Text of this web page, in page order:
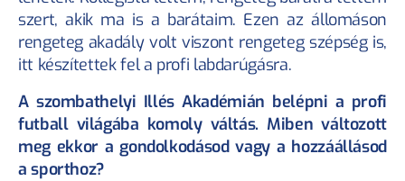
szert, akik ma is a barátaim. Ezen az állomáson
rengeteg akadály volt viszont rengeteg szépség is,
itt készítettek fel a profi labdarúgásra.
A szombathelyi Illés Akadémián belépni a profi
futball világába komoly váltás. Miben változott
meg ekkor a gondolkodásod vagy a hozzáállásod
a sporthoz?